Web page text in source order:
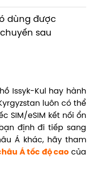
dùng được
sau
Issyk-Kul hay hành
luôn có thể
SIM/eSIM kết nối ổn
định đi tiếp sang
Á khác, hãy tham
Á tốc độ cao của